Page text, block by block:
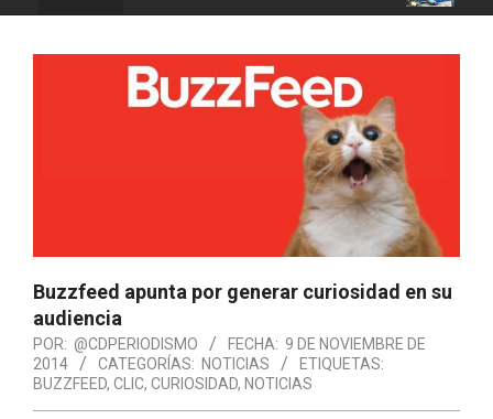
Buzzfeed apunta por generar curiosidad en su
audiencia
POR: @CDPERIODISMO FECHA: 9 DE NOVIEMBRE DE
2014
CATEGORÍAS: NOTICIAS
ETIQUETAS:
BUZZFEED, CLIC, CURIOSIDAD, NOTICIAS